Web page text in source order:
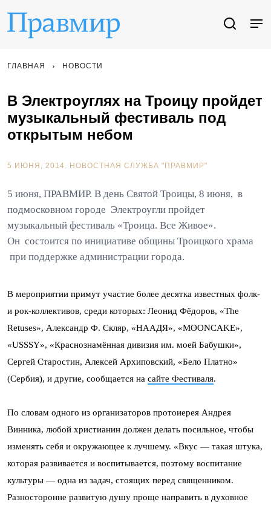
ГЛАВНАЯ НОВОСТИ
В Электроуглях на Троицу пройдет
музыкальный фестиваль под
открытым небом
5 ИЮНЯ, 2014. НОВОСТНАЯ СЛУЖБА "ПРАВМИР"
5 июня, ПРАВМИР. В день Святой Троицы, 8 июня, в
подмосковном городе Электроугли пройдет
музыкальный фестиваль «Троица. Все Живое».
Он состоится по инициативе общины Троицкого храма
при поддержке администрации города.
В мероприятии примут участие более десятка известных фолк-
и рок-коллективов, среди которых: Леонид Фёдоров, «The
Retuses», Александр Ф. Скляр, «НААДЯ», «MOONCAKE»,
«USSSY», «Краснознамённая дивизия им. моей Бабушки»,
Сергей Старостин, Алексей Архиповский, «Бело Платно»
(Сербия), и другие, сообщается на сайте Фестиваля.
По словам одного из организаторов протоиерея Андрея
Винника, любой христианин должен делать посильное, чтобы
изменять себя и окружающее к лучшему. «Вкус — такая штука,
которая развивается и воспитывается, поэтому воспитание
культуры — одна из задач, стоящих перед священником.
Разносторонне развитую душу проще направить в духовное